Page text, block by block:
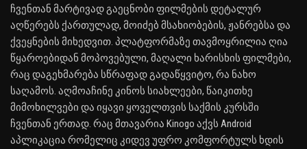
ჩვენთან მარტივად გაეცნობი ფილმების დეტალურ
აღწერებს ქართულად, მოიძებ მსახიობების, ჟანრებსა და
ქვეყნების მიხედვით. პლატფორმაზე თავმოყრილია ღია
წყაროებიდან მოპოვებული, მაღალი ხარისხის ფილმები,
რაც დაგეხმარება სწრაფად გადაწყვიტო, რა ნახო
საღამოს. აღმოაჩინე კინოს სიახლეები, წაიკითხე
მიმოხილვები და იყავი ყოველთვის საქმის კურსში
ჩვენთან ერთად. რაც მთავარია Kinogo აქვს Android
აპლიკაცია რომელიც კიდევ უფრო კომფორტულს ხდის